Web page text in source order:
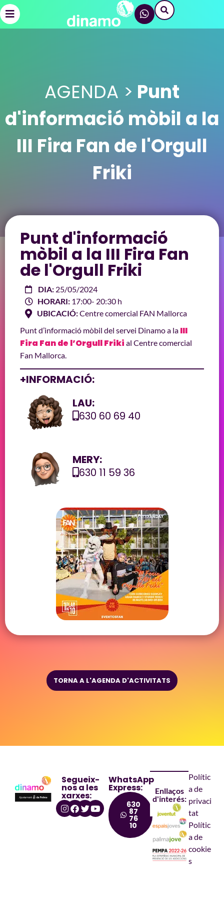
AGENDA > Punt
d'informació mòbil a la
III Fira Fan de l'Orgull
Friki
Punt d'informació
mòbil a la III Fira Fan
de l'Orgull Friki
DIA: 25/05/2024
HORARI: 17:00- 20:30 h
UBICACIÓ:Centre comercial FAN Mallorca
Punt d’informació mòbil del servei Dinamo a la III
Fira Fan de l’Orgull Friki al Centre comercial
Fan Mallorca.
+INFORMACIÓ:
LAU:
630 60 69 40
MERY:
630 11 59 36
TORNA A L'AGENDA D'ACTIVITATS
Segueix-
nos a les
xarxes:
WhatsApp
Express:
630
87
76
10
Enllaços
d'interés:
Polític
a de
privaci
tat
Polític
a de
cookie
s